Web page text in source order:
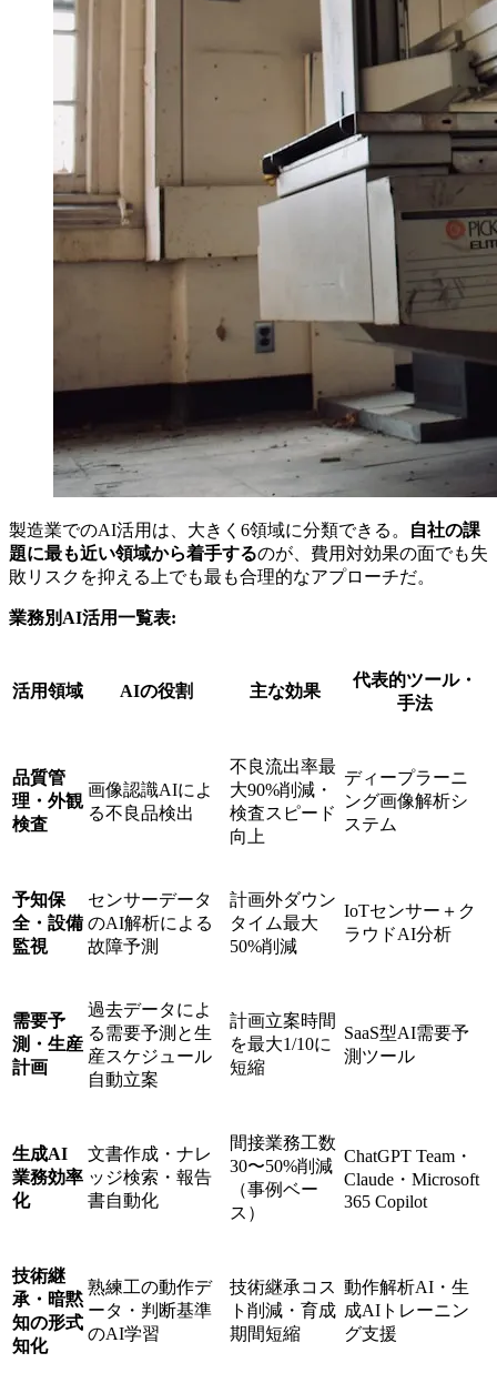
製造業でのAI活用は、大きく6領域に分類できる。
自社の課
題に最も近い領域から着手するのが、費用対効果の面でも失
敗リスクを抑える上でも最も合理的なアプローチだ。
業務別AI活用一覧表:
活用領域 AIの役割 主な効果
代表的ツール・
手法
品質管
理・外観
検査
画像認識AIによ
る不良品検出
不良流出率最
大90%削減・
検査スピード
向上
ディープラーニ
ング画像解析シ
ステム
予知保
全・設備
監視
センサーデータ
のAI解析による
故障予測
計画外ダウン
タイム最大
50%削減
IoTセンサー＋ク
ラウドAI分析
需要予
測・生産
計画
過去データによ
る需要予測と生
産スケジュール
自動立案
計画立案時間
を最大1/10に
短縮
SaaS型AI需要予
測ツール
生成AI
業務効率
化
文書作成・ナレ
ッジ検索・報告
書自動化
間接業務工数
30〜50%削減
（事例ベー
ス）
ChatGPT Team・
Claude・Microsoft
365 Copilot
技術継
承・暗黙
知の形式
知化
熟練工の動作デ
ータ・判断基準
のAI学習
技術継承コス
ト削減・育成
期間短縮
動作解析AI・生
成AIトレーニン
グ支援